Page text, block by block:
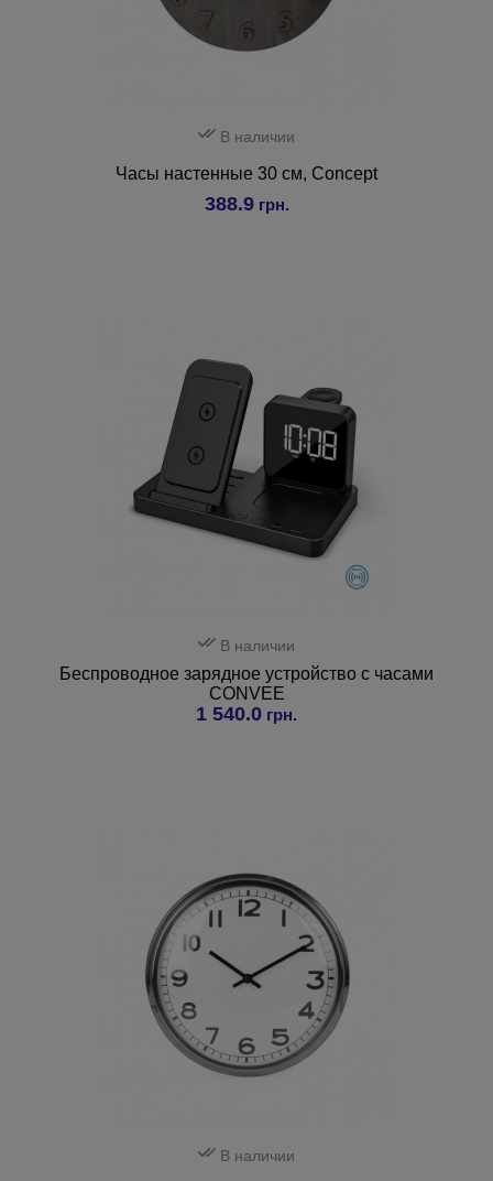
В наличии
Часы настенные 30 см, Concept
388.9грн.
В наличии
Беспроводное зарядное устройство с часами
CONVEE
1 540.0 грн.
В наличии